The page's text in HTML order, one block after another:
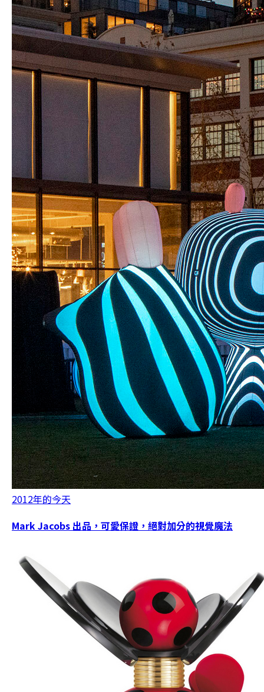
2012年的今天
Mark Jacobs 出品，可愛保證，絕對加分的視覺魔法